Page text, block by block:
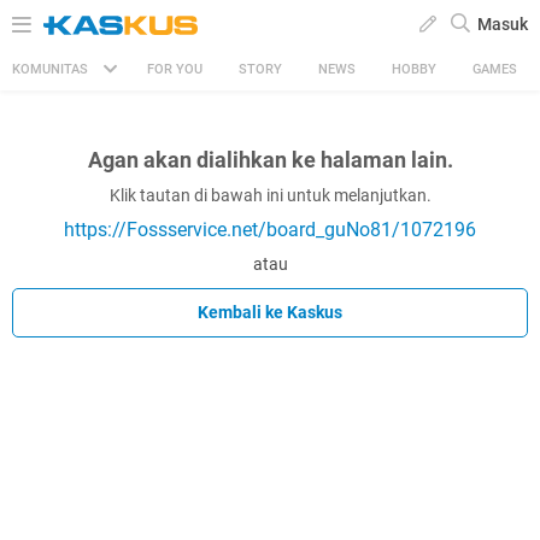
Masuk
KOMUNITAS FOR YOU STORY NEWS HOBBY GAMES
Agan akan dialihkan ke halaman lain.
Klik tautan di bawah ini untuk melanjutkan.
https://Fossservice.net/board_guNo81/1072196
atau
Kembali ke Kaskus